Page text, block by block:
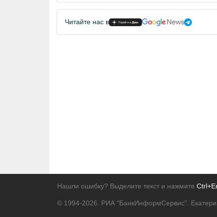
Читайте нас в
Нашли ошибку? Выделите текст и нажмите
© 1994-2026. РИА "БанкИнформСервис".